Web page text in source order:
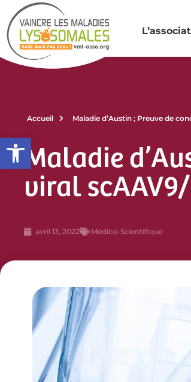
Ouvrir la barre d’outils
Accueil Maladie d’Austin ; Preuve de
Maladie
viral
avril 13, 2022 Médico-Scientifique